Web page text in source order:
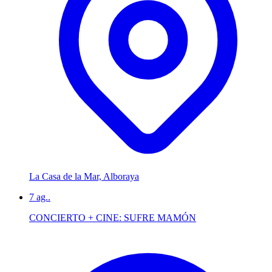
La Casa de la Mar, Alboraya
7 ag..
CONCIERTO + CINE: SUFRE MAMÓN